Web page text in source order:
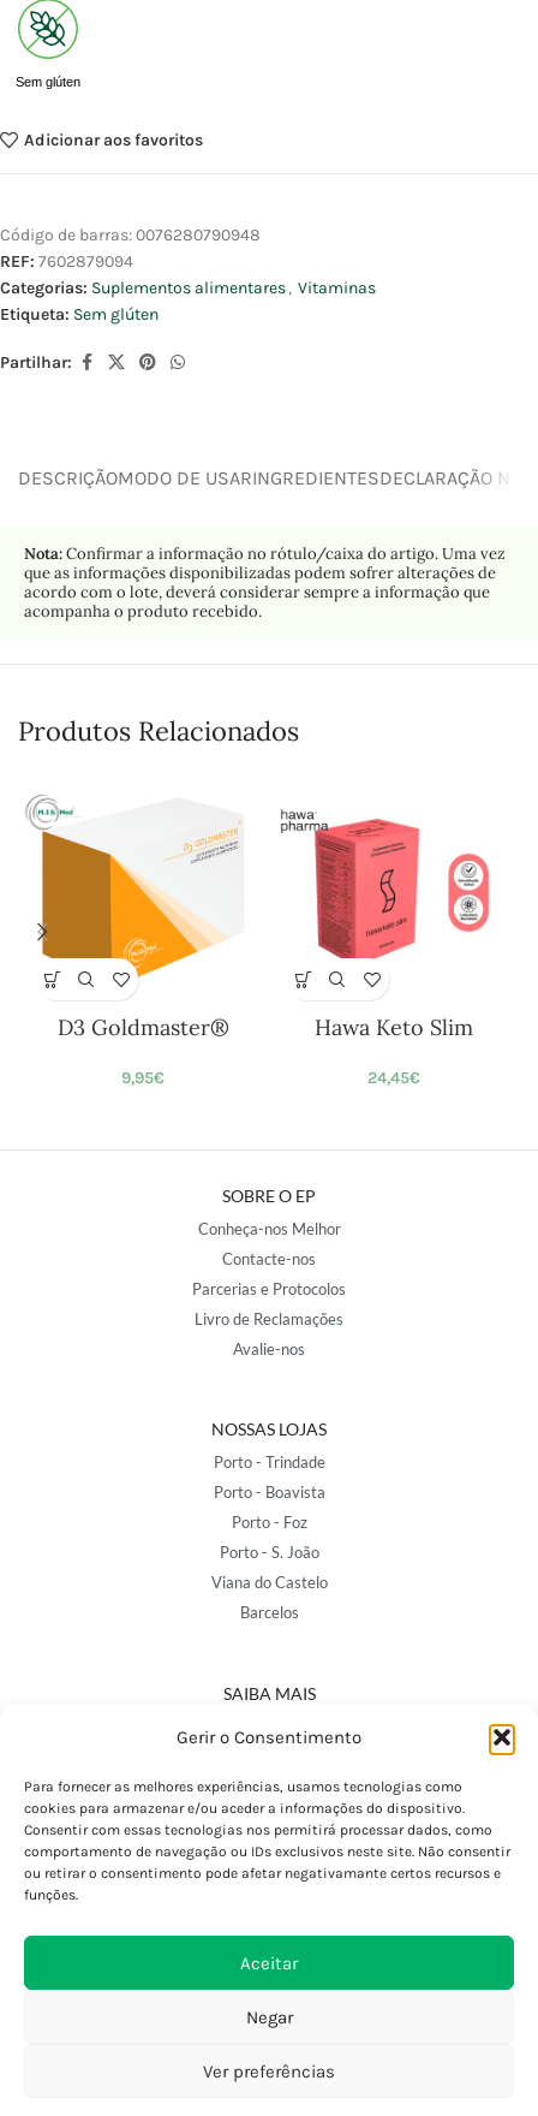
Gerir o Consentimento
Para fornecer as melhores experiências, usamos tecnologias como
cookies para armazenar e/ou aceder a informações do dispositivo.
Consentir com essas tecnologias nos permitirá processar dados, como
comportamento de navegação ou IDs exclusivos neste site. Não consentir
ou retirar o consentimento pode afetar negativamante certos recursos e
funções.
Aceitar
Negar
Ver preferências
Sem glúten
Adicionar aos favoritos
Código de barras:0076280790948
REF: 7602879094
Categorias: Suplementos alimentares, Vitaminas
Etiqueta: Sem glúten
Partilhar:
DESCRIÇÃOMODO DE USARINGREDIENTESDECLARAÇÃO
Nota:Confirmar a informação no rótulo/caixa do artigo. Uma vez
que as informações disponibilizadas podem sofrer alterações de
acordo com o lote, deverá considerar sempre a informação que
acompanha o produto recebido.
Produtos Relacionados
D3 Goldmaster®
9,95€
Hawa Keto Slim
24,45€
SOBRE O EP
Conheça-nos Melhor
Contacte-nos
Parcerias e Protocolos
Livro de Reclamações
Avalie-nos
NOSSAS LOJAS
Porto - Trindade
Porto - Boavista
Porto - Foz
Porto - S. João
Viana do Castelo
Barcelos
SAIBA MAIS
Política de Privacidade
Termos e Condições
Perguntas Frequentes
Custos de Envio
Encomendas Internacionais
Devoluções e Trocas